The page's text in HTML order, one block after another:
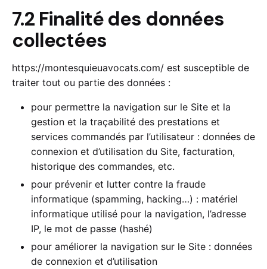
7.2 Finalité des données
collectées
https://montesquieuavocats.com/ est susceptible de
traiter tout ou partie des données :
pour permettre la navigation sur le Site et la
gestion et la traçabilité des prestations et
services commandés par l’utilisateur : données de
connexion et d’utilisation du Site, facturation,
historique des commandes, etc.
pour prévenir et lutter contre la fraude
informatique (spamming, hacking…) : matériel
informatique utilisé pour la navigation, l’adresse
IP, le mot de passe (hashé)
pour améliorer la navigation sur le Site : données
de connexion et d’utilisation